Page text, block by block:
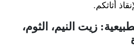
أثاثكم.
زيت النيم، الثوم،